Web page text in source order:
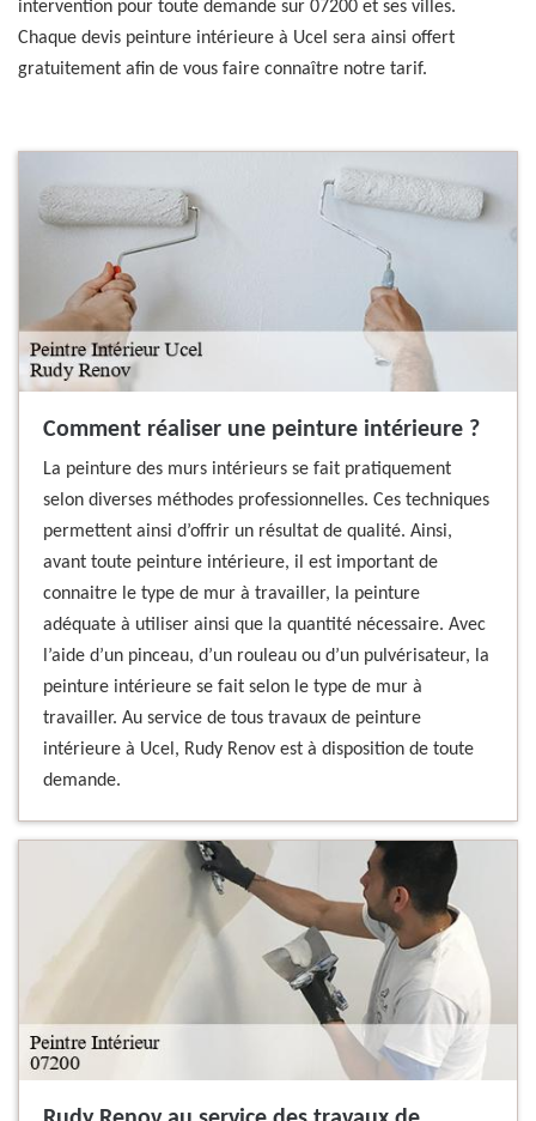
intervention pour toute demande sur 07200 et ses villes.
Chaque devis peinture intérieure à Ucel sera ainsi offert
gratuitement afin de vous faire connaître notre tarif.
Comment réaliser une peinture intérieure ?
La peinture des murs intérieurs se fait pratiquement
selon diverses méthodes professionnelles. Ces techniques
permettent ainsi d’offrir un résultat de qualité. Ainsi,
avant toute peinture intérieure, il est important de
connaitre le type de mur à travailler, la peinture
adéquate à utiliser ainsi que la quantité nécessaire. Avec
l’aide d’un pinceau, d’un rouleau ou d’un pulvérisateur, la
peinture intérieure se fait selon le type de mur à
travailler. Au service de tous travaux de peinture
intérieure à Ucel, Rudy Renov est à disposition de toute
demande.